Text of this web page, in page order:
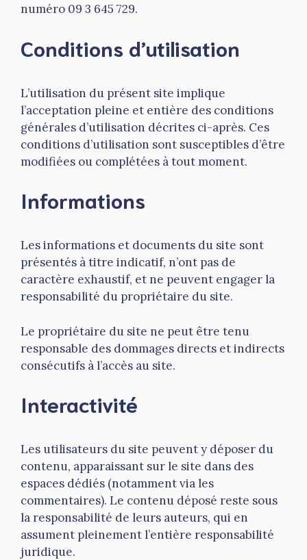
numéro 09 3 645 729.
Conditions d’utilisation
L’utilisation du présent site implique
l’acceptation pleine et entière des conditions
générales d’utilisation décrites ci-après. Ces
conditions d’utilisation sont susceptibles d’être
modifiées ou complétées à tout moment.
Informations
Les informations et documents du site sont
présentés à titre indicatif, n’ont pas de
caractère exhaustif, et ne peuvent engager la
responsabilité du propriétaire du site.
Le propriétaire du site ne peut être tenu
responsable des dommages directs et indirects
consécutifs à l’accès au site.
Interactivité
Les utilisateurs du site peuvent y déposer du
contenu, apparaissant sur le site dans des
espaces dédiés (notamment via les
commentaires). Le contenu déposé reste sous
la responsabilité de leurs auteurs, qui en
assument pleinement l’entière responsabilité
juridique.